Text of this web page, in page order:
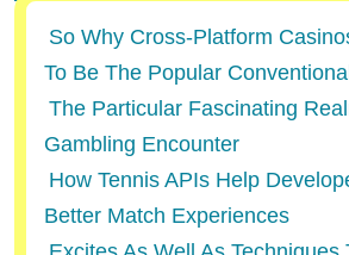
So Why Cross-Platform
To Be The Popular Conventional
The Particular Fascinating
Gambling Encounter
How Tennis APIs Help
Better Match Experiences